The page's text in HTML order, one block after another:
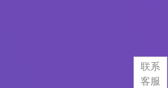
联系
客服